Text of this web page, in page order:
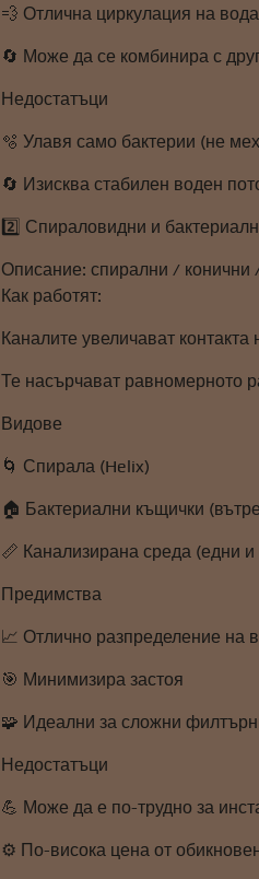
💨 Отлична циркулация на
🔄 Може да се комбинира с
Недостатъци
🫧 Улавя само бактерии (не
🔄 Изисква стабилен воден
2️⃣ Спираловидни и
Описание: спирални / конични
Как работят:
Каналите увеличават
Те насърчават равномерното
Видове
🌀 Спирала (Helix)
🏠 Бактериални къщички
📏 Канализирана среда (едни
Предимства
📈 Отлично разпределение на
🎯 Минимизира застоя
🧩 Идеални за сложни
Недостатъци
💪 Може да е по-трудно за
⚙️ По-висока цена от